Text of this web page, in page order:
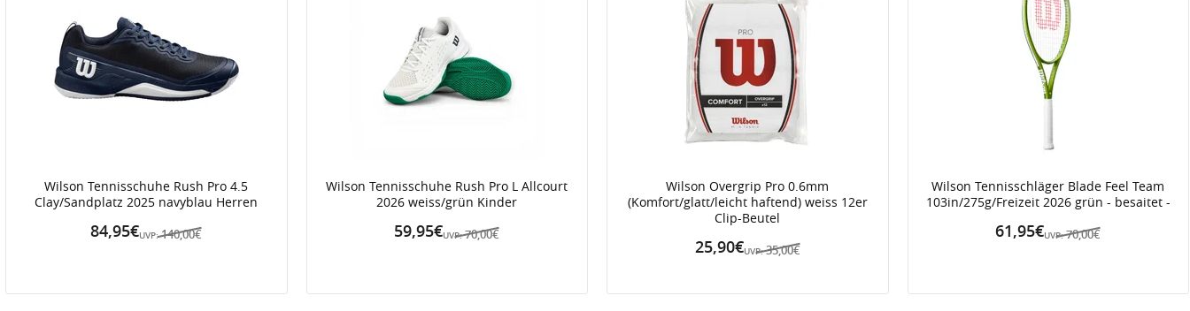
Wilson Tennisschuhe Rush Pro 4.5
Clay/Sandplatz 2025 navyblau Herren
UVP: 140,00€
84,95€
Wilson Tennisschuhe Rush Pro L Allcourt
2026 weiss/grün Kinder
UVP: 70,00€
59,95€
Wilson Overgrip Pro 0.6mm
(Komfort/glatt/leicht haftend) weiss 12er
Clip-Beutel
UVP: 35,00€
25,90€
Wilson Tennisschläger Blade Feel Team
103in/275g/Freizeit 2026 grün - besaitet -
UVP: 70,00€
61,95€